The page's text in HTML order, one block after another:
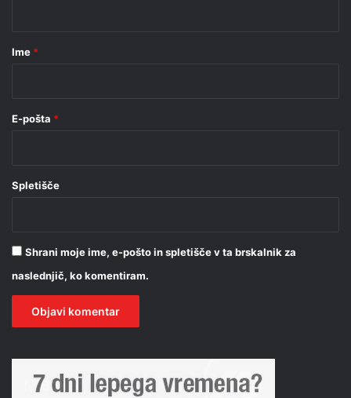
rIme *
E-pošta *
Spletišče
Shrani moje ime, e-pošto in spletišče v ta brskalnik za
naslednjič, ko komentiram.